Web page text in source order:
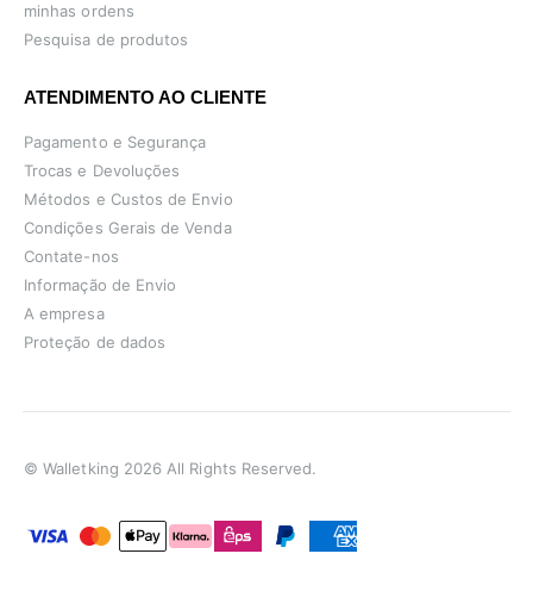
minhas ordens
Pesquisa de produtos
ATENDIMENTO AO CLIENTE
Pagamento e Segurança
Trocas e Devoluções
Métodos e Custos de Envio
Condições Gerais de Venda
Contate-nos
Informação de Envio
A empresa
Proteção de dados
© Walletking 2026 All Rights Reserved.